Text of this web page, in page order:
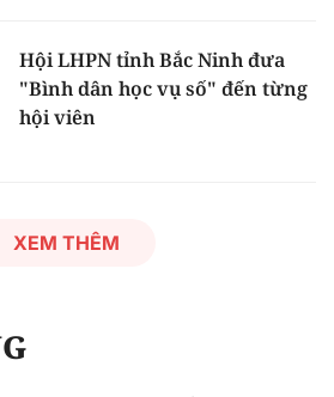
Hội LHPN tỉnh Bắc Ninh đưa
"Bình dân học vụ số" đến từng
hội viên
XEM THÊM